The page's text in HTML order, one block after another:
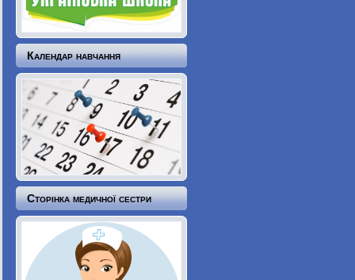
Календар навчання
Сторінка медичної сестри